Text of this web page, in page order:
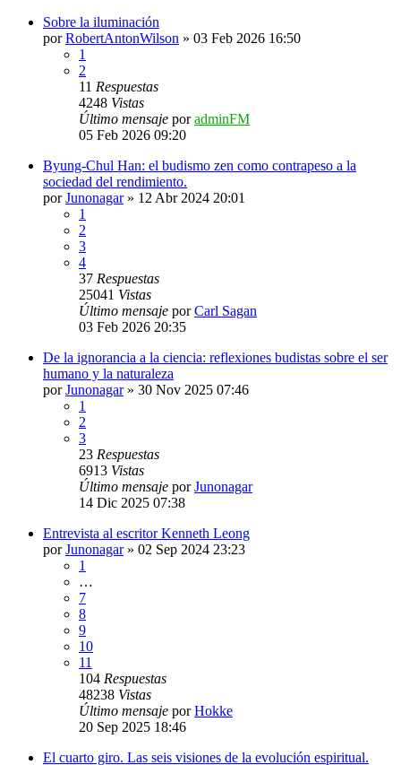
Sobre la iluminación
porRobertAntonWilson » 03 Feb 2026 16:50
1
2
11 Respuestas
4248 Vistas
Último mensaje poradminFM
05 Feb 2026 09:20
Byung-Chul Han: el budismo zen como contrapeso a la
sociedad del rendimiento.
porJunonagar» 12 Abr 2024 20:01
1
2
3
4
37 Respuestas
25041 Vistas
Último mensaje porCarl Sagan
03 Feb 2026 20:35
De la ignorancia a la ciencia: reflexiones budistas sobre el ser
humano y la naturaleza
porJunonagar» 30 Nov 2025 07:46
1
2
3
23 Respuestas
6913 Vistas
Último mensaje porJunonagar
14 Dic 2025 07:38
Entrevista al escritor Kenneth Leong
porJunonagar» 02 Sep 2024 23:23
1
…
7
8
9
10
11
104 Respuestas
48238 Vistas
Último mensaje porHokke
20 Sep 2025 18:46
El cuarto giro. Las seis visiones de la evolución espiritual.